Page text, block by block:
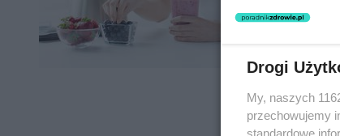
Drogi
My, naszych
przechowujemy
standardowe